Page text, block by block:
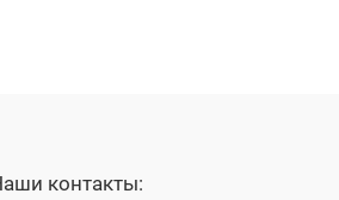
контакты: